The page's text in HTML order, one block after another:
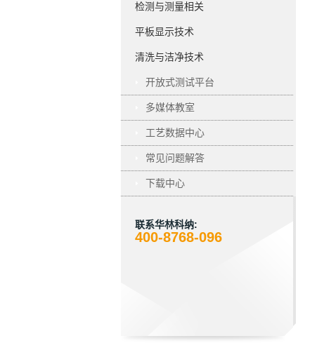
检测与测量相关
平板显示技术
清洗与洁净技术
开放式测试平台
多媒体教室
工艺数据中心
常见问题解答
下载中心
联系华林科纳:
400-8768-096